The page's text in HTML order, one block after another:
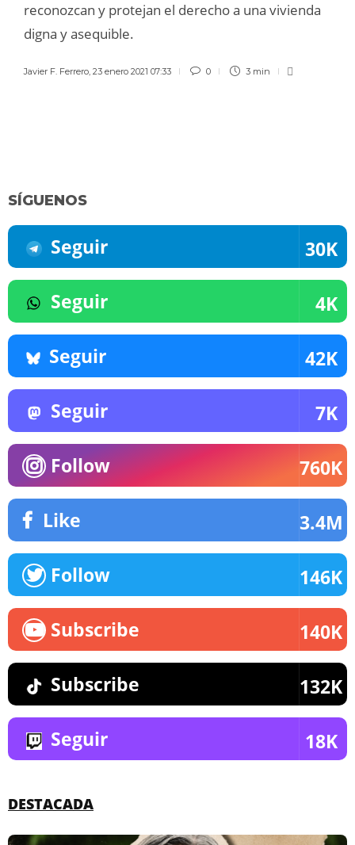
reconozcan y protejan el derecho a una vivienda
digna y asequible.
Javier F. Ferrero, 23 enero 2021 07:33 0 3 min
SÍGUENOS
Seguir 30K
Seguir 4K
Seguir 42K
Seguir 7K
Follow 760K
Like 3.4M
Follow 146K
Subscribe 140K
Subscribe 132K
Seguir 18K
DESTACADA